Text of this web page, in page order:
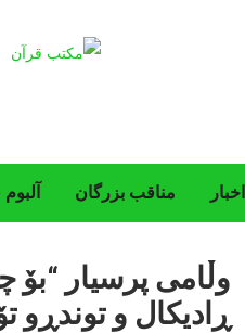
مناقب بزرگان اخبار
وڵامی پرسیار “بۆ
ڕادیکال و توندڕو